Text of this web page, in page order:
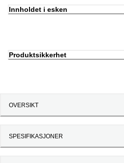
Innholdet i esken
Produktsikkerhet
OVERSIKT
SPESIFIKASJONER